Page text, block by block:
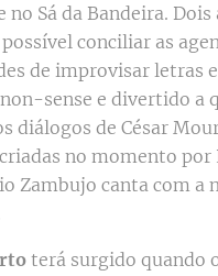
Sá da Bandeira.
conciliar as
de improvisar letras
sense e divertido a
diálogos de César
no momento
Zambujo canta com a
terá surgido quando